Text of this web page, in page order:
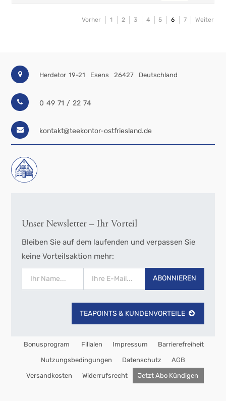
Vorher 1 2 3 4 5 6 7 Weiter
Herdetor 19-21 Esens 26427 Deutschland
0 49 71 / 22 74
kontakt@teekontor-ostfriesland.de
Unser Newsletter – Ihr Vorteil
Bleiben Sie auf dem laufenden und verpassen Sie
keine Vorteilsaktion mehr:
ABONNIEREN
TEAPOINTS & KUNDENVORTEILE
Bonusprogram Filialen Impressum Barrierefreiheit
Nutzungsbedingungen Datenschutz AGB
Versandkosten Widerrufsrecht Jetzt Abo Kündigen